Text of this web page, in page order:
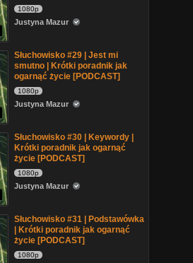
1080p
Justyna Mazur
Słuchowisko #29 | Jest mi
smutno | Krótki poradnik jak
ogarnąć życie [PODCAST]
1080p
Justyna Mazur
Słuchowisko #30 | Keywordy |
Krótki poradnik jak ogarnąć
życie [PODCAST]
1080p
Justyna Mazur
Słuchowisko #31 | Podstawówka
| Krótki poradnik jak ogarnąć
życie [PODCAST]
1080p